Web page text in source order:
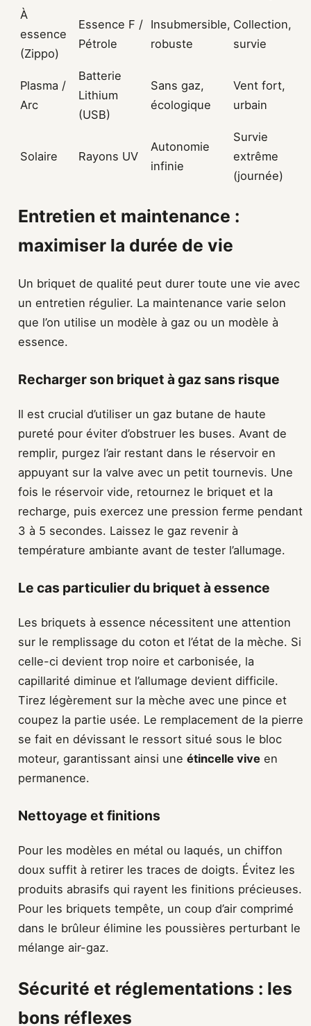
À
essence
(Zippo)
Essence F /
Pétrole
Insubmersible,
robuste
Collection,
survie
Plasma /
Arc
Batterie
Lithium
(USB)
Sans gaz,
écologique
Vent fort,
urbain
Solaire Rayons UV
Autonomie
infinie
Survie
extrême
(journée)
Entretien et maintenance :
maximiser la durée de vie
Un briquet de qualité peut durer toute une vie avec
un entretien régulier. La maintenance varie selon
que l’on utilise un modèle à gaz ou un modèle à
essence.
Recharger son briquet à gaz sans risque
Il est crucial d’utiliser un gaz butane de haute
pureté pour éviter d’obstruer les buses. Avant de
remplir, purgez l’air restant dans le réservoir en
appuyant sur la valve avec un petit tournevis. Une
fois le réservoir vide, retournez le briquet et la
recharge, puis exercez une pression ferme pendant
3 à 5 secondes. Laissez le gaz revenir à
température ambiante avant de tester l’allumage.
Le cas particulier du briquet à essence
Les briquets à essence nécessitent une attention
sur le remplissage du coton et l’état de la mèche. Si
celle-ci devient trop noire et carbonisée, la
capillarité diminue et l’allumage devient difficile.
Tirez légèrement sur la mèche avec une pince et
coupez la partie usée. Le remplacement de la pierre
se fait en dévissant le ressort situé sous le bloc
moteur, garantissant ainsi une étincelle vive en
permanence.
Nettoyage et finitions
Pour les modèles en métal ou laqués, un chiffon
doux suffit à retirer les traces de doigts. Évitez les
produits abrasifs qui rayent les finitions précieuses.
Pour les briquets tempête, un coup d’air comprimé
dans le brûleur élimine les poussières perturbant le
mélange air-gaz.
Sécurité et réglementations : les
bons réflexes